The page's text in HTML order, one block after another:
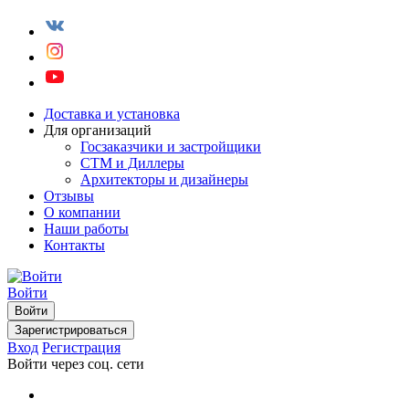
Доставка и установка
Для организаций
Госзаказчики и застройщики
СТМ и Диллеры
Архитекторы и дизайнеры
Отзывы
О компании
Наши работы
Контакты
Войти
Войти
Зарегистрироваться
Вход Регистрация
Войти через соц. сети